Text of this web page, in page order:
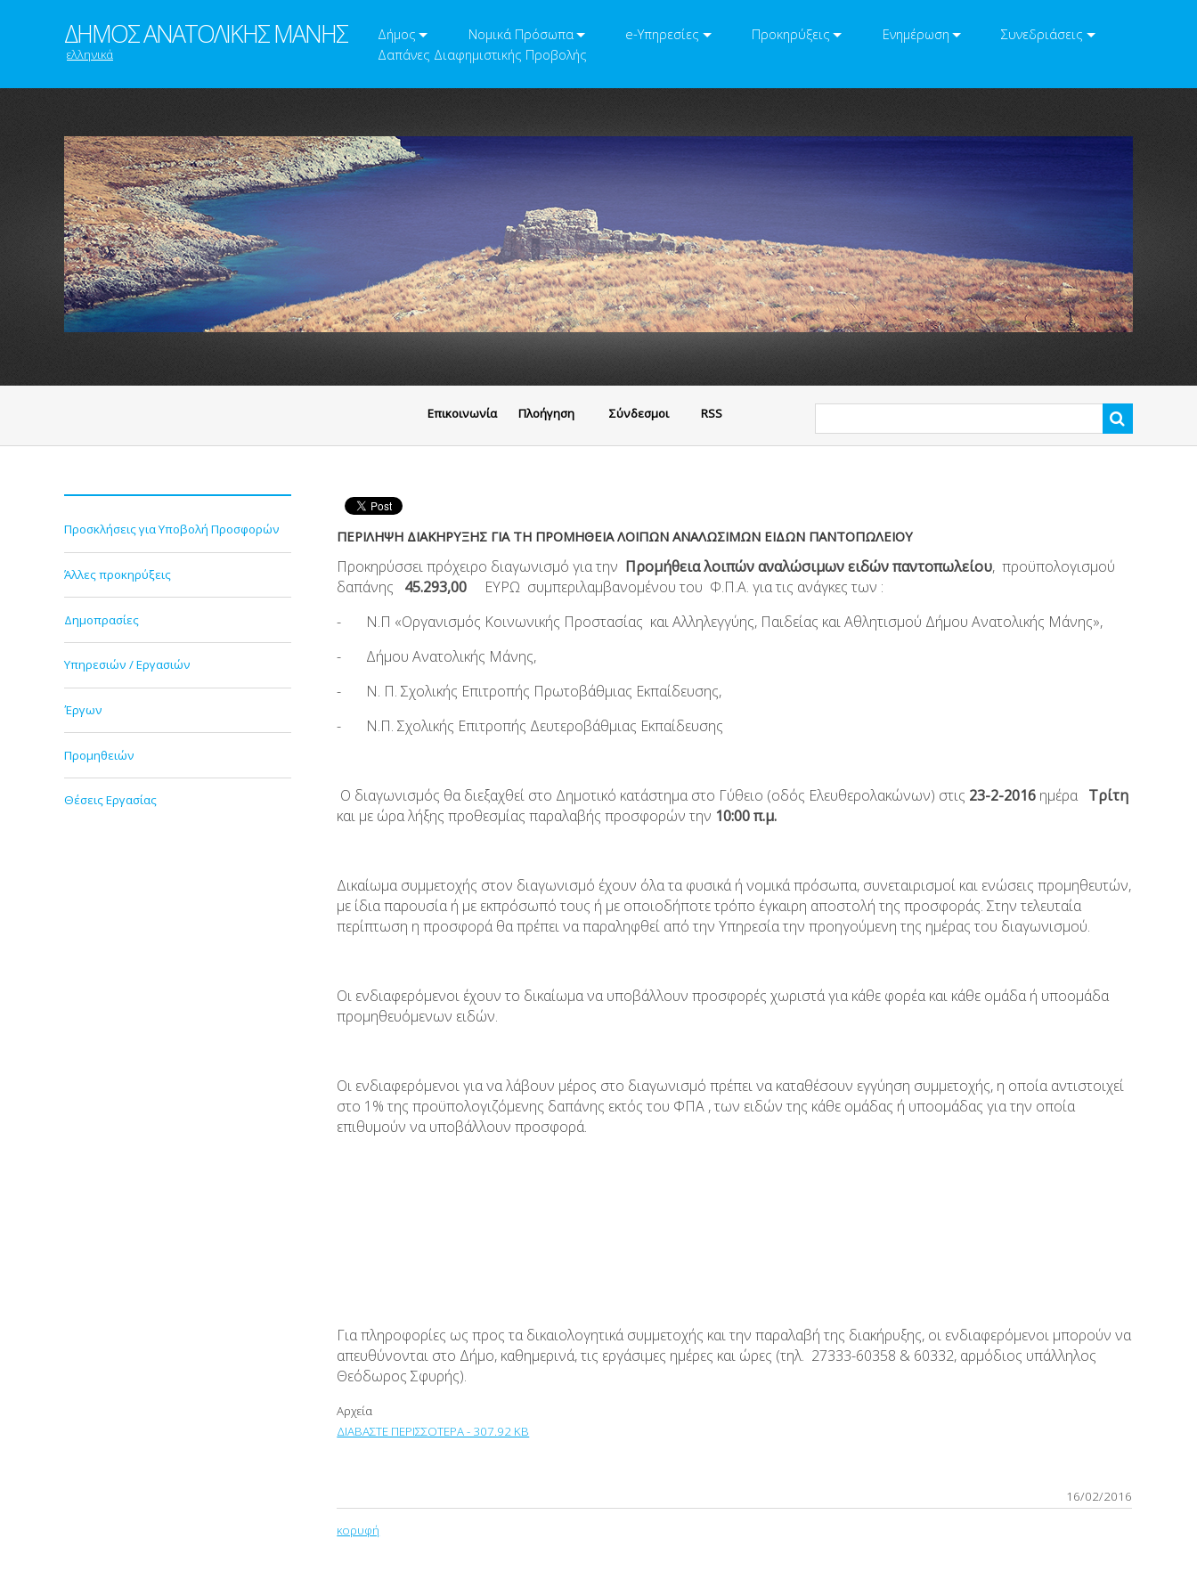
ΔΗΜΟΣ ΑΝΑΤΟΛΙΚΗΣ ΜΑΝΗΣ
ελληνικά
Δήμος Νομικά Πρόσωπα e-Υπηρεσίες Προκηρύξεις Ενημέρωση
Συνεδριάσεις
Δαπάνες Διαφημιστικής Προβολής
Eπικοινωνία Πλοήγηση Σύνδεσμοι RSS
Προσκλήσεις για Υποβολή Προσφορών
Άλλες προκηρύξεις
Δημοπρασίες
Υπηρεσιών / Εργασιών
Έργων
Προμηθειών
Θέσεις Εργασίας
ΠΕΡΙΛΗΨΗ ΔΙΑΚΗΡΥΞΗΣ ΓΙΑ ΤΗ ΠΡΟΜΗΘΕΙΑ ΛΟΙΠΩΝ ΑΝΑΛΩΣΙΜΩΝ ΕΙΔΩΝ ΠΑΝΤΟΠΩΛΕΙΟΥ
Προκηρύσσει πρόχειρο διαγωνισμό για την Προμήθειαλοιπών αναλώσιμων ειδών παντοπωλείου, προϋπολογισμού
δαπάνης 45.293,00
ΕΥΡΩ συμπεριλαμβανομένου του Φ.Π.Α. για τις ανάγκες των :
- Ν.Π «Οργανισμός Κοινωνικής Προστασίας και Αλληλεγγύης, Παιδείας και Αθλητισμού Δήμου Ανατολικής Μάνης»,
- Δήμου Ανατολικής Μάνης,
- Ν. Π. Σχολικής Επιτροπής Πρωτοβάθμιας Εκπαίδευσης,
- Ν.Π. Σχολικής Επιτροπής Δευτεροβάθμιας Εκπαίδευσης
Ο διαγωνισμός θα διεξαχθεί στο Δημοτικό κατάστημα στο Γύθειο (οδός Ελευθερολακώνων) στις 23-2-2016 ημέρα Τρίτη
και με ώρα λήξης προθεσμίας παραλαβής προσφορών την 10:00 π.μ.
Δικαίωμα συμμετοχής στον διαγωνισμό έχουν όλα τα φυσικά ή νομικά πρόσωπα, συνεταιρισμοί και ενώσεις προμηθευτών,
με ίδια παρουσία ή με εκπρόσωπό τους ή με οποιοδήποτε τρόπο έγκαιρη αποστολή της προσφοράς. Στην τελευταία
περίπτωση η προσφορά θα πρέπει να παραληφθεί από την Υπηρεσία την προηγούμενη της ημέρας του διαγωνισμού.
Οι ενδιαφερόμενοι έχουν το δικαίωμα να υποβάλλουν προσφορές χωριστά για κάθε φορέα και κάθε ομάδα ή υποομάδα
προμηθευόμενων ειδών.
Οι ενδιαφερόμενοι για να λάβουν μέρος στο διαγωνισμό πρέπει να καταθέσουν εγγύηση συμμετοχής, η οποία αντιστοιχεί
στο 1% της προϋπολογιζόμενης δαπάνης εκτός του ΦΠΑ , των ειδών της κάθε ομάδας ή υποομάδας για την οποία
επιθυμούν να υποβάλλουν προσφορά.
Για πληροφορίες ως προς τα δικαιολογητικά συμμετοχής και την παραλαβή της διακήρυξης, οι ενδιαφερόμενοι μπορούν να
απευθύνονται στο Δήμο, καθημερινά, τις εργάσιμες ημέρες και ώρες (τηλ. 27333-60358 & 60332, αρμόδιος υπάλληλος
Θεόδωρος Σφυρής).
Αρχεία
ΔΙΑΒΑΣΤΕ ΠΕΡΙΣΣΟΤΕΡΑ - 307.92 KB
16/02/2016
κορυφή